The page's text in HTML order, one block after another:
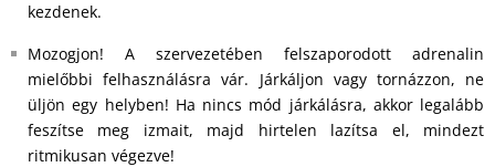
kezdenek.
Mozogjon! A szervezetében felszaporodott adrenalin
mielőbbi felhasználásra vár. Járkáljon vagy tornázzon, ne
üljön egy helyben! Ha nincs mód járkálásra, akkor legalább
feszítse meg izmait, majd hirtelen lazítsa el, mindezt
ritmikusan végezve!